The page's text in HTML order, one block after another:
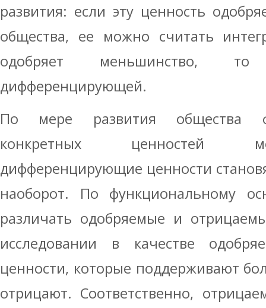
развития: если эту ценность
общества, ее можно считать
одобряет меньшинство,
дифференцирующей.
По мере развития общества
конкретных ценностей
дифференцирующие ценности
наоборот. По функциональному
различать одобряемые и
исследовании в качестве
ценности, которые поддерживают
отрицают. Соответственно,